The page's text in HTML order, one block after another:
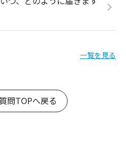
一覧を見る
問TOPへ戻る